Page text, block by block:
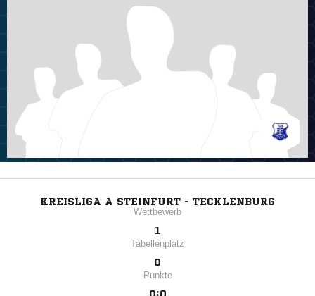
KREISLIGA A STEINFURT - TECKLENBURG
Wettbewerb
1
Tabellenplatz
0
Punkte